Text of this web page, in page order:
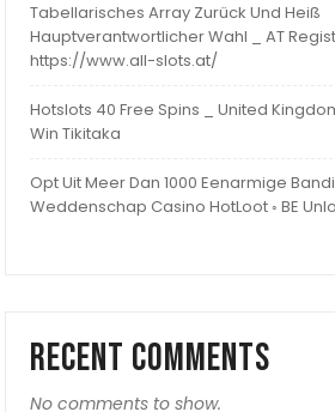
Tabellarisches Array Zurück Und Heiß
Hauptverantwortlicher Wahl _ AT
https://www.all-slots.at/
Hotslots 40 Free Spins _ United
Win Tikitaka
Opt Uit Meer Dan 1000 Eenarmige
Weddenschap Casino HotLoot ◦ BE
Recent Comments
No comments to show.